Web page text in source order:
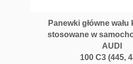
Panewki główne
stosowane w
AUDI
100 C3 (445,